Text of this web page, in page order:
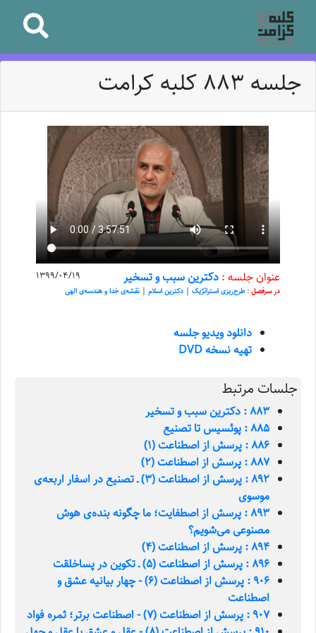
جلسه 883 کلبه کرامت
1399/04/19 عنوان جلسه : دکترین سبب و تسخیر
در سرفصل :طرح‌ریزی استراتژیک | دکترین اسلام | نقشه‌ی خدا و هندسه‌ی الهی
دانلود ویدیو جلسه
تهیه نسخه DVD
جلسات مرتبط
883 : دکترین سبب و تسخیر
885 : پوئسیس تا تصنیع
886 : پرسش از اصطناعت (1)
887 : پرسش از اصطناعت (2)
892 : پرسش از اصطناعت (3) ـ تصنیع در اسفار اربعه‌ی
موسوی
893 : پرسش از اصطفایت؛ ما چگونه بنده‌ی هوش
مصنوعی می‌شویم؟
894 : پرسش از اصطناعت (4)
896 : پرسش از اصطناعت (5) ـ تکوین در پساخلقت
906 : پرسش از اصطناعت (6) - چهار بيانيه عشق و
اصطناعت
907 : پرسش از اصطناعت (7) - اصطناعت برتر؛ ثمره فواد